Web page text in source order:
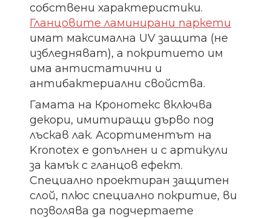
собствени характеристики.
Гланцовите ламинирани паркети
имат максимална UV защита (не
избледняват), а покритието им
има антистатични и
антибактериални свойства.
Гамата на Кронотекс включва
декори, имитиращи дърво под
лъскав лак. Асортиментът на
Kronotex е допълнен и с артикули
за камък с гланцов ефект.
Специално проектиран защитен
слой, плюс специално покритие, ви
позволява да подчертаете